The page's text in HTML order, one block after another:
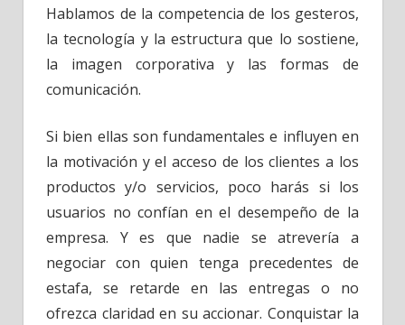
Hablamos de la competencia de los gesteros,
la tecnología y la estructura que lo sostiene,
la imagen corporativa y las formas de
comunicación.
Si bien ellas son fundamentales e influyen en
la motivación y el acceso de los clientes a los
productos y/o servicios, poco harás si los
usuarios no confían en el desempeño de la
empresa. Y es que nadie se atrevería a
negociar con quien tenga precedentes de
estafa, se retarde en las entregas o no
ofrezca claridad en su accionar. Conquistar la